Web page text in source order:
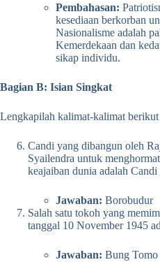
Pembahasan:
kesediaan berkorban
Nasionalisme adalah
Kemerdekaan dan
sikap individu.
Bagian B: Isian Singkat
Lengkapilah kalimat-kalimat
Candi yang dibangun oleh
Syailendra untuk
keajaiban dunia adalah
Jawaban: Borobudur
Salah satu tokoh yang
tanggal 10 November 1945
Jawaban: Bung Tomo